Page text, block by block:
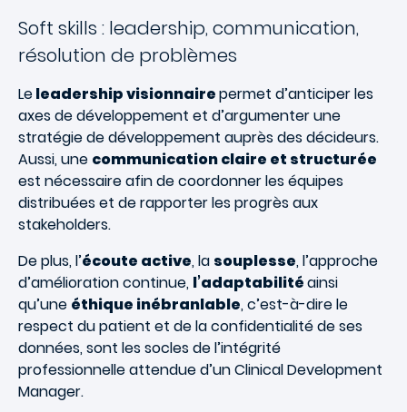
Soft skills : leadership, communication,
résolution de problèmes
Leleadership visionnairepermet d’anticiper les
axes de développement et d’argumenter une
stratégie de développement auprès des décideurs.
Aussi, une communication claire et structurée
est nécessaire afin de coordonner les équipes
distribuées et de rapporter les progrès aux
stakeholders.
De plus, l’écoute active, la souplesse, l’approche
d’amélioration continue, l’adaptabilitéainsi
qu’une éthique inébranlable, c’est-à-dire le
respect du patient et de la confidentialité de ses
données, sont les socles de l’intégrité
professionnelle attendue d’un Clinical Development
Manager.